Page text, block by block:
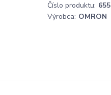
Číslo produktu: 655
Výrobca: OMRON